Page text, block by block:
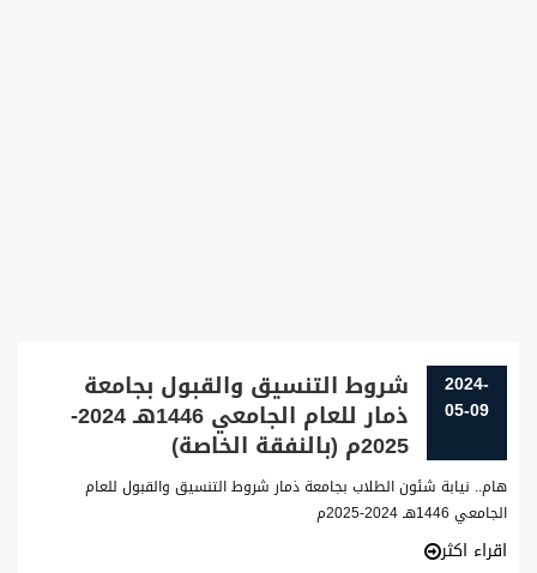
2024-
05-09
شروط التنسيق والقبول بجامعة
ذمار للعام الجامعي 1446هـ 2024-
2025م (بالنفقة الخاصة)
هام.. نيابة شئون الطلاب بجامعة ذمار شروط التنسيق والقبول للعام
الجامعي 1446هـ 2024-2025م
اقراء اكثر